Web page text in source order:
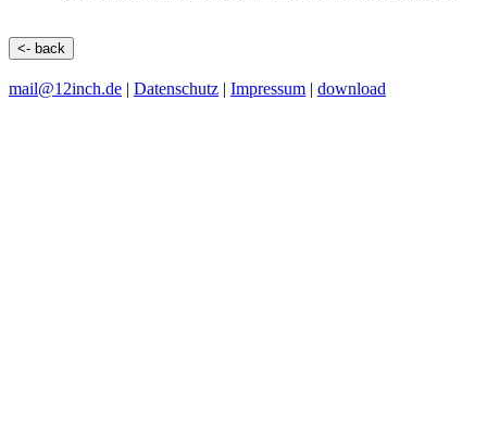
<- back
mail@12inch.de | Datenschutz | Impressum | download